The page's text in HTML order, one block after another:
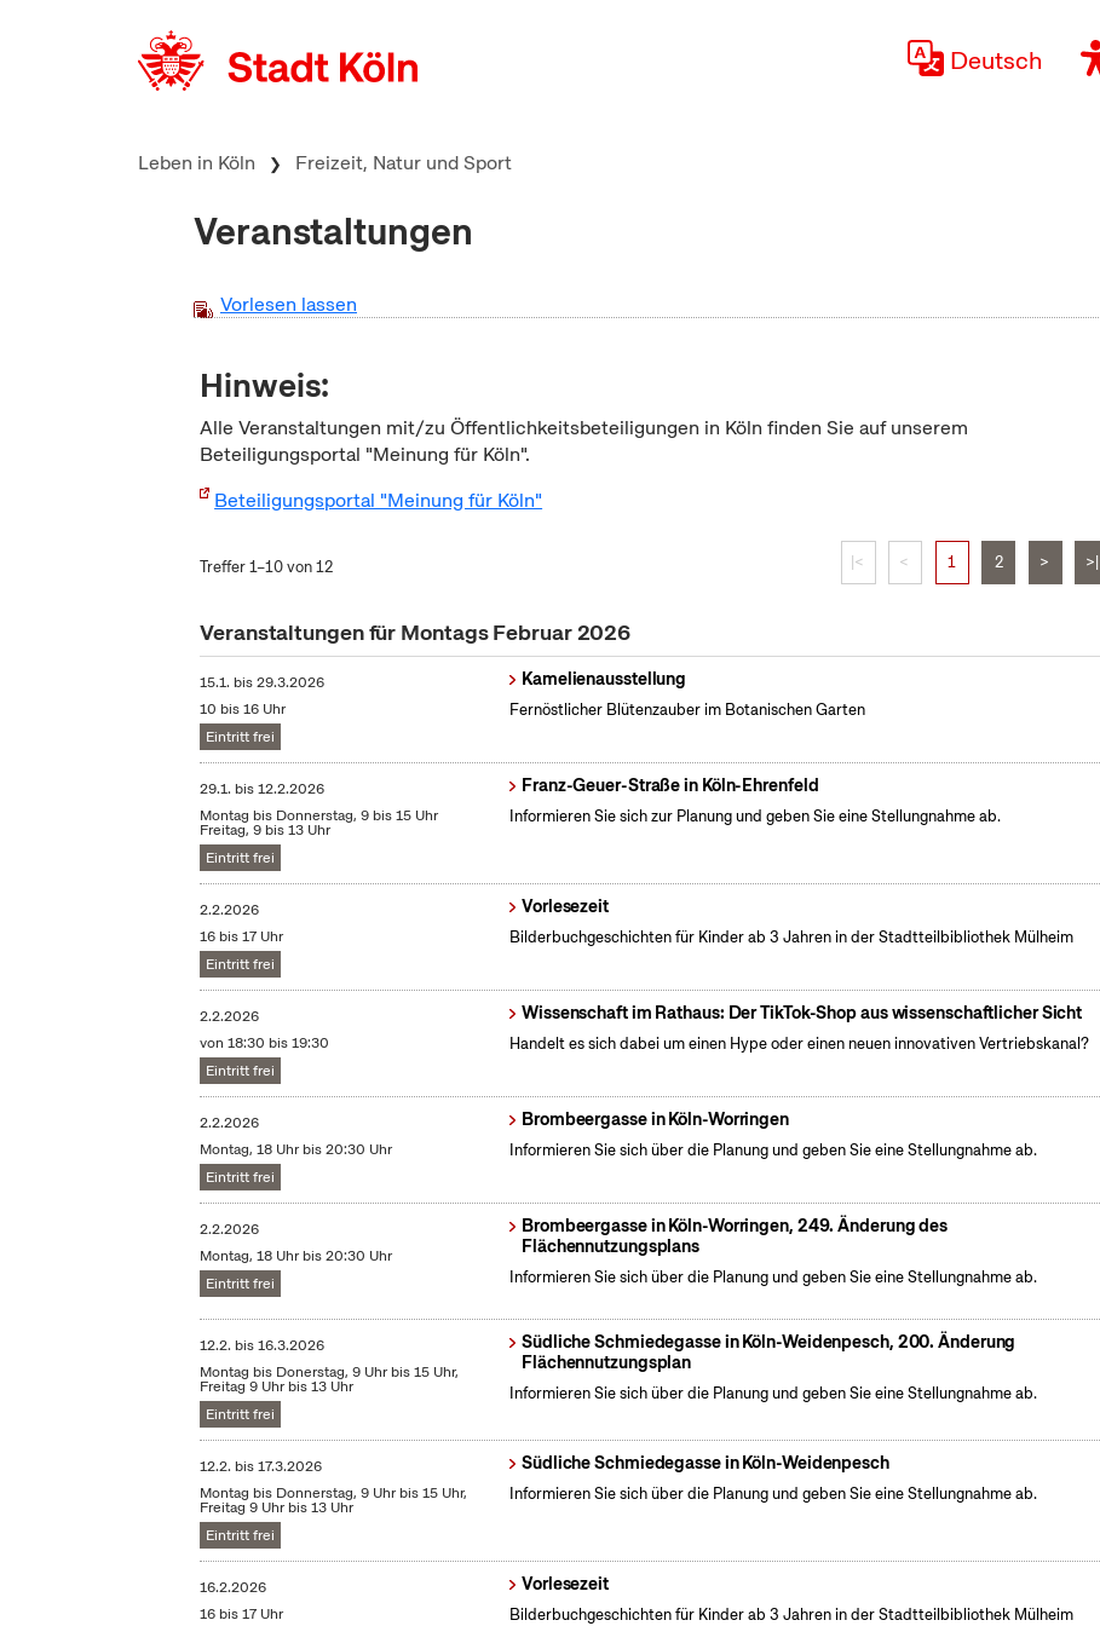
Deutsch
Leben in Köln Freizeit, Natur und Sport
Veranstaltungen
Vorlesen lassen
Hinweis:
Alle Veranstaltungen mit/zu Öffentlichkeitsbeteiligungen in Köln finden Sie auf unserem
Beteiligungsportal "Meinung für Köln".
Beteiligungsportal "Meinung für Köln"
Treffer 1–10 von 12 |< < 1 2 > >|
Veranstaltungen für Montags Februar 2026
15.1. bis29.3.2026
10 bis 16 Uhr
Eintritt frei
Kamelienausstellung
Fernöstlicher Blütenzauber im Botanischen Garten
29.1. bis12.2.2026
Montag bis Donnerstag, 9 bis 15 Uhr
Freitag, 9 bis 13 Uhr
Eintritt frei
Franz-Geuer-Straße in Köln-Ehrenfeld
Informieren Sie sich zur Planung und geben Sie eine Stellungnahme ab.
2.2.2026
16 bis 17 Uhr
Eintritt frei
Vorlesezeit
Bilderbuchgeschichten für Kinder ab 3 Jahren in der Stadtteilbibliothek Mülheim
2.2.2026
von 18:30 bis 19:30
Eintritt frei
Wissenschaft im Rathaus: Der TikTok-Shop aus wissenschaftlicher Sicht
Handelt es sich dabei um einen Hype oder einen neuen innovativen Vertriebskanal?
2.2.2026
Montag, 18 Uhr bis 20:30 Uhr
Eintritt frei
Brombeergasse in Köln-Worringen
Informieren Sie sich über die Planung und geben Sie eine Stellungnahme ab.
2.2.2026
Montag, 18 Uhr bis 20:30 Uhr
Eintritt frei
Brombeergasse in Köln-Worringen, 249. Änderung des
Flächennutzungsplans
Informieren Sie sich über die Planung und geben Sie eine Stellungnahme ab.
12.2. bis16.3.2026
Montag bis Donerstag, 9 Uhr bis 15 Uhr,
Freitag 9 Uhr bis 13 Uhr
Eintritt frei
Südliche Schmiedegasse in Köln-Weidenpesch, 200. Änderung
Flächennutzungsplan
Informieren Sie sich über die Planung und geben Sie eine Stellungnahme ab.
12.2. bis17.3.2026
Montag bis Donnerstag, 9 Uhr bis 15 Uhr,
Freitag 9 Uhr bis 13 Uhr
Eintritt frei
Südliche Schmiedegasse in Köln-Weidenpesch
Informieren Sie sich über die Planung und geben Sie eine Stellungnahme ab.
16.2.2026
16 bis 17 Uhr
Vorlesezeit
Bilderbuchgeschichten für Kinder ab 3 Jahren in der Stadtteilbibliothek Mülheim